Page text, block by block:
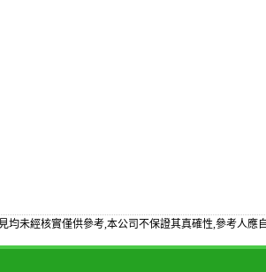
均未經核實僅供參考,本公司不保證其真確性,參考人應